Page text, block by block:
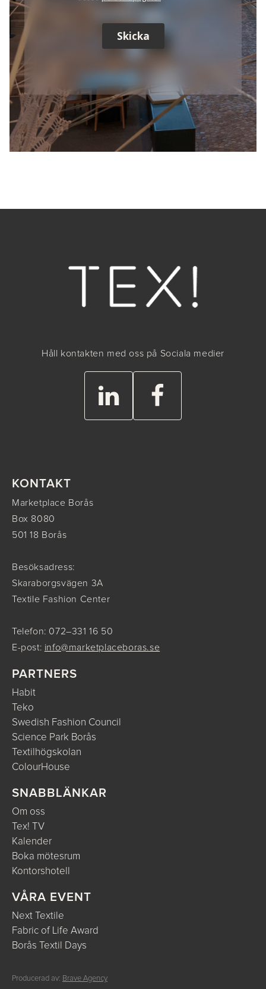
Håll kontakten med oss på Sociala medier
KONTAKT
Marketplace Borås
Box 8080
501 18 Borås
Besöksadress:
Skaraborgsvägen 3A
Textile Fashion Center
Telefon: 072–331 16 50
E-post: info@marketplaceboras.se
PARTNERS
Habit
Teko
Swedish Fashion Council
Science Park Borås
Textilhögskolan
ColourHouse
SNABBLÄNKAR
Om oss
Tex! TV
Kalender
Boka mötesrum
Kontorshotell
VÅRA EVENT
Next Textile
Fabric of Life Award
Borås Textil Days
Producerad av: Brave Agency